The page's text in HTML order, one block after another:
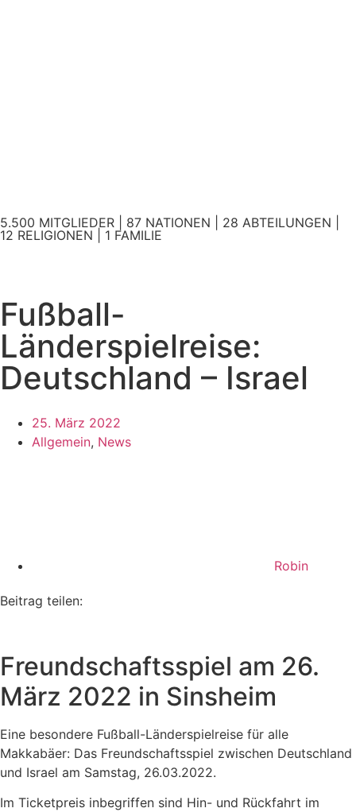
5.500 MITGLIEDER | 87 NATIONEN | 28 ABTEILUNGEN |
12 RELIGIONEN | 1 FAMILIE
Fußball-
Länderspielreise:
Deutschland – Israel
25. März 2022
Allgemein, News
Robin
Beitrag teilen:
Freundschaftsspiel am 26.
März 2022 in Sinsheim
Eine besondere Fußball-Länderspielreise für alle
Makkabäer: Das Freundschaftsspiel zwischen Deutschland
und Israel am Samstag, 26.03.2022.
Im Ticketpreis inbegriffen sind Hin- und Rückfahrt im